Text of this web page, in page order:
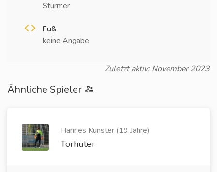
Stürmer
Fuß
keine Angabe
Zuletzt aktiv: November 2023
Ähnliche Spieler
Hannes Künster (19 Jahre)
Torhüter